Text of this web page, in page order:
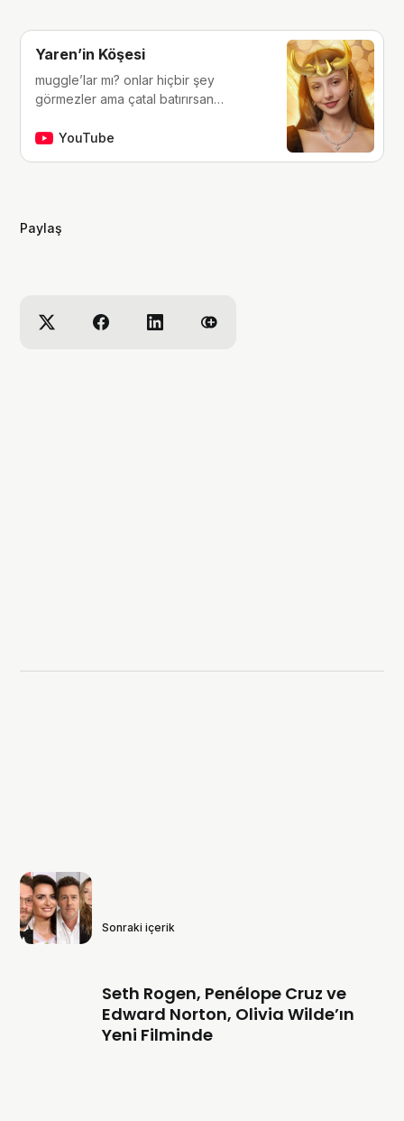
Yaren’in Köşesi
muggle’lar mı? onlar hiçbir şey
görmezler ama çatal batırırsan
çocukluğumdan beri tutkunu olduğum
de bana eşlik etmek isterseniz,
YouTube
Paylaş
Sonraki içerik
Seth Rogen, Penélope Cruz ve
Edward Norton, Olivia Wilde’ın
Yeni Filminde